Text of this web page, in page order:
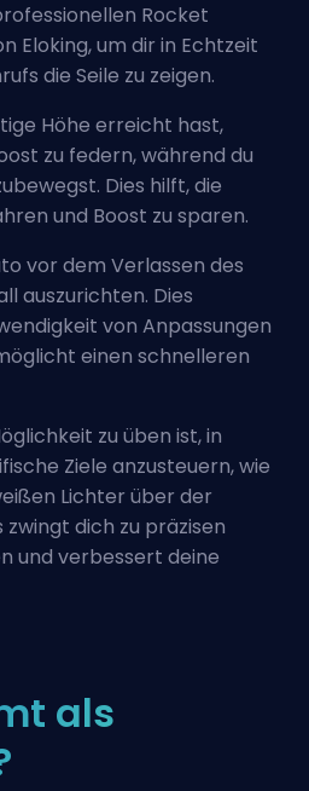
Rocket
Eloking, um dir in Echtzeit
die Seile zu zeigen.
Höhe erreicht hast,
zu federn, während du
Dies hilft, die
und Boost zu sparen.
vor dem Verlassen des
auszurichten. Dies
von Anpassungen
einen schnelleren
zu üben ist, in
Ziele anzusteuern, wie
Lichter über der
dich zu präzisen
und verbessert deine
als